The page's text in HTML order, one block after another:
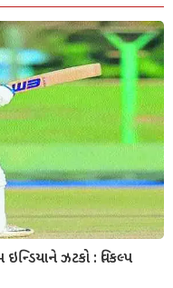
ઝટકો : વિકલ્પ